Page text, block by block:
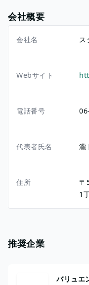
会社概要
会社名 ス
Webサイト
電話番号
代表者氏名 瀧
住所 〒
1
推奨企業
バリュエ